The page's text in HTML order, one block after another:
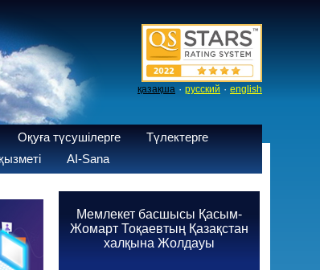
қазақша · русский · english
Оқуға түсушілерге
Түлектерге
AI-Sana
Мемлекет басшысы Қасым-
Жомарт Тоқаевтың Қазақстан
халқына Жолдауы